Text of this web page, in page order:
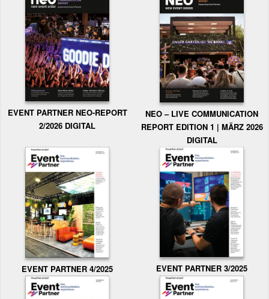
EVENT PARTNER NEO-REPORT
2/2026 DIGITAL
NEO – LIVE COMMUNICATION
REPORT EDITION 1 | MÄRZ 2026
DIGITAL
EVENT PARTNER 4/2025 EVENT PARTNER 3/2025